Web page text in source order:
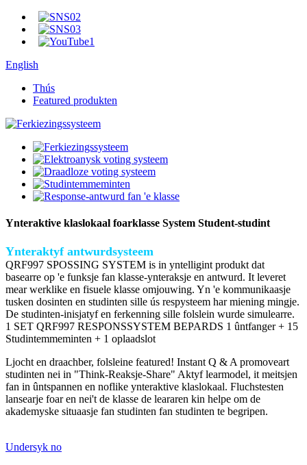
English
Thús
Featured produkten
Ynteraktive klaslokaal foarklasse System Student-studint
Ynteraktyf antwurdsysteem
QRF997 SPOSSING SYSTEM is in yntelligint produkt dat
basearre op 'e funksje fan klasse-ynteraksje en antwurd. It leveret
mear werklike en fisuele klasse omjouwing. Yn 'e kommunikaasje
tusken dosinten en studinten sille ús respysteem har miening mingje.
De studinten-inisjatyf en ferkenning sille folslein wurde simulearre.
1 SET QRF997 RESPONSSYSTEM BEPARDS 1 ûntfanger + 15
Studintemmeminten + 1 oplaadslot
Ljocht en draachber, folsleine featured! Instant Q & A promoveart
studinten nei in "Think-Reaksje-Share" Aktyf learmodel, it meitsjen
fan in ûntspannen en noflike ynteraktive klaslokaal. Fluchstesten
lansearje foar en nei't de klasse de leararen kin helpe om de
akademyske situaasje fan studinten fan studinten te begripen.
Undersyk no